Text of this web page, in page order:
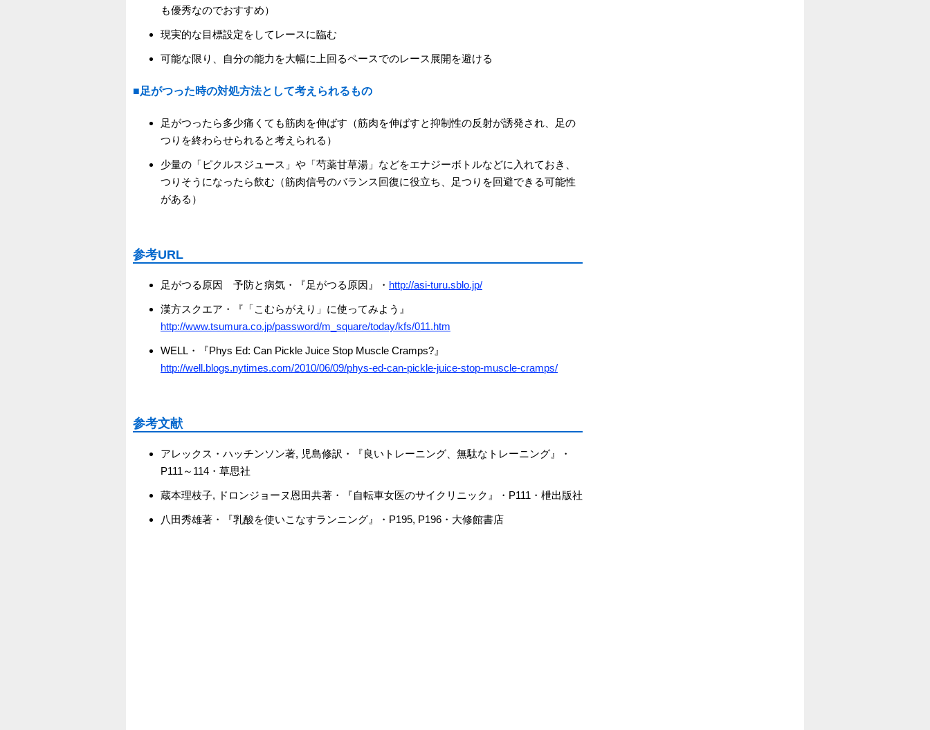
も優秀なのでおすすめ）
現実的な目標設定をしてレースに臨む
可能な限り、自分の能力を大幅に上回るペースでのレース展開を避ける
■足がつった時の対処方法として考えられるもの
足がつったら多少痛くても筋肉を伸ばす（筋肉を伸ばすと抑制性の反射が誘発され、足の
つりを終わらせられると考えられる）
少量の「ピクルスジュース」や「芍薬甘草湯」などをエナジーボトルなどに入れておき、
つりそうになったら飲む（筋肉信号のバランス回復に役立ち、足つりを回避できる可能性
がある）
参考URL
足がつる原因 予防と病気・『足がつる原因』・ http://asi-turu.sblo.jp/
漢方スクエア・『「こむらがえり」に使ってみよう』
http://www.tsumura.co.jp/password/m_square/today/kfs/011.htm
WELL・『Phys Ed: Can Pickle Juice Stop Muscle Cramps?』
http://well.blogs.nytimes.com/2010/06/09/phys-ed-can-pickle-juice-stop-muscle-cramps/
参考文献
アレックス・ハッチンソン著, 児島修訳・『良いトレーニング、無駄なトレーニング』・
P111～114・草思社
蔵本理枝子, ドロンジョーヌ恩田共著・『自転車女医のサイクリニック』・P111・枻出版社
八田秀雄著・『乳酸を使いこなすランニング』・P195, P196・大修館書店